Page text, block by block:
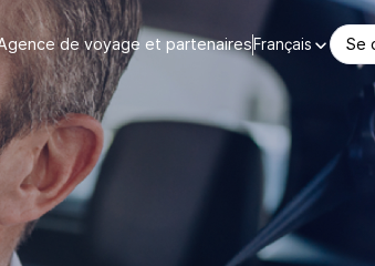
de voyage et partenaires Français Se